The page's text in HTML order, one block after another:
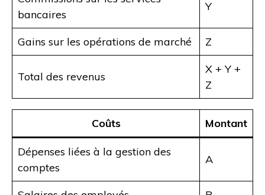
bancaires
Y
Gains sur les opérations de marché Z
Total des revenus
X + Y +
Z
Coûts Montant
Dépenses liées à la gestion des
comptes
A